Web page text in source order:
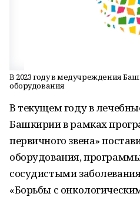
В 2023 году в медучреждения
оборудования
В текущем году в
Башкирии в рамках
первичного звена»
оборудования,
сосудистыми
«Борьбы с